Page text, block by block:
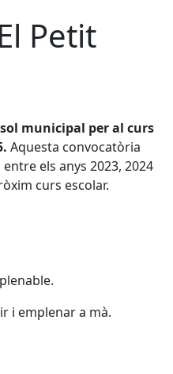
Petit
municipal per al curs
Aquesta convocatòria
els anys 2023, 2024
curs escolar.
i emplenar a mà.